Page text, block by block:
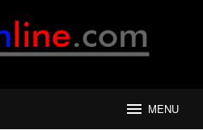
MENU